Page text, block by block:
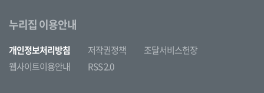
누리집 이용안내
개인정보처리방침 저작권정책
조달서비스헌장
웹사이트이용안내
RSS 2.0